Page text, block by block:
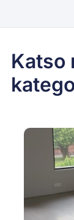
Katso